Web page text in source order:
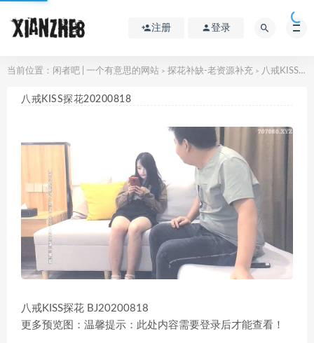
注册 登录
当前位置： 闲者吧 | 一个有意思的网站 > 探花补缺-老资源补充 > 八戒KISS探花20200818
八戒KISS探花20200818
八戒KISS探花 BJ20200818
更多预览图：温馨提示：此处内容需要登录后才能查看！